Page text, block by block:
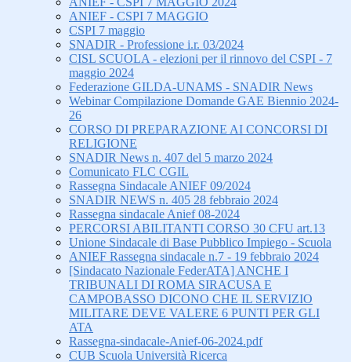
ANIEF - CSPI 7 MAGGIO
CSPI 7 maggio
SNADIR - Professione i.r. 03/2024
CISL SCUOLA - elezioni per il rinnovo del CSPI - 7
maggio 2024
Federazione GILDA-UNAMS - SNADIR News
Webinar Compilazione Domande GAE Biennio 2024-
26
CORSO DI PREPARAZIONE AI CONCORSI DI
RELIGIONE
SNADIR News n. 407 del 5 marzo 2024
Comunicato FLC CGIL
Rassegna Sindacale ANIEF 09/2024
SNADIR NEWS n. 405 28 febbraio 2024
Rassegna sindacale Anief 08-2024
PERCORSI ABILITANTI CORSO 30 CFU art.13
Unione Sindacale di Base Pubblico Impiego - Scuola
ANIEF Rassegna sindacale n.7 - 19 febbraio 2024
[Sindacato Nazionale FederATA] ANCHE I
TRIBUNALI DI ROMA SIRACUSA E
CAMPOBASSO DICONO CHE IL SERVIZIO
MILITARE DEVE VALERE 6 PUNTI PER GLI
ATA
Rassegna-sindacale-Anief-06-2024.pdf
CUB Scuola Università Ricerca